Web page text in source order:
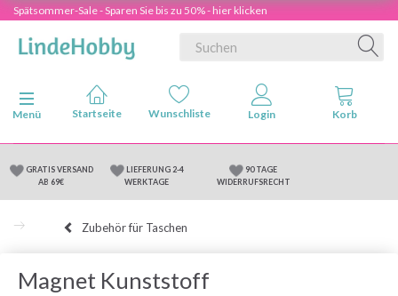
Spätsommer-Sale - Sparen Sie bis zu 50% - hier klicken
Anzeige ändern
Menü
GRATIS VERSAND
AB 69€
LIEFERUNG 2-4
WERKTAGE
90 TAGE
WIDERRUFSRECHT
Zubehör für Taschen
Magnet Kunststoff